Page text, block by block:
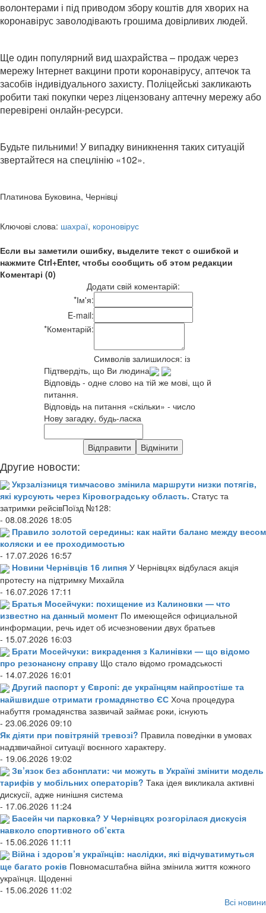
волонтерами і під приводом збору коштів для хворих на
коронавірус заволодівають грошима довірливих людей.
Ще один популярний вид шахрайства – продаж через
мережу Інтернет вакцини проти коронавірусу, аптечок та
засобів індивідуального захисту. Поліцейські закликають
робити такі покупки через ліцензовану аптечну мережу або
перевірені онлайн-ресурси.
Будьте пильними! У випадку виникнення таких ситуацій
звертайтеся на спецлінію «102».
Платинова Буковина, Чернівці
Ключові слова: шахраї, короновірус
Если вы заметили ошибку, выделите текст с ошибкой и
нажмите Ctrl+Enter, чтобы сообщить об этом редакции
Коментарі (0)
Додати свій коментарій:
*Ім'я:
E-mail:
*Коментарій:
Символів залишилося: із
Підтвердіть, що Ви людина
Відповідь - одне слово на тій же мові, що й
питання.
Відповідь на питання «скільки» - число
Нову загадку, будь-ласка
Другие новости:
Укрзалізниця тимчасово змінила маршрути низки потягів,
які курсують через Кіровоградську область. Статус та
затримки рейсівПоїзд №128:
- 08.08.2026 18:05
Правило золотой середины: как найти баланс между весом
коляски и ее проходимостью
- 17.07.2026 16:57
Новини Чернівців 16 липня У Чернівцях відбулася акція
протесту на підтримку Михайла
- 16.07.2026 17:11
Братья Мосейчуки: похищение из Калиновки — что
известно на данный момент По имеющейся официальной
информации, речь идет об исчезновении двух братьев
- 15.07.2026 16:03
Брати Мосейчуки: викрадення з Калинівки — що відомо
про резонансну справу Що стало відомо громадськості
- 14.07.2026 16:01
Другий паспорт у Європі: де українцям найпростіше та
найшвидше отримати громадянство ЄС Хоча процедура
набуття громадянства зазвичай займає роки, існують
- 23.06.2026 09:10
Як діяти при повітряній тревозі? Правила поведінки в умовах
надзвичайної ситуації воєнного характеру.
- 19.06.2026 19:02
Зв’язок без абонплати: чи можуть в Україні змінити модель
тарифів у мобільних операторів? Така ідея викликала активні
дискусії, адже нинішня система
- 17.06.2026 11:24
Басейн чи парковка? У Чернівцях розгорілася дискусія
навколо спортивного об’єкта
- 15.06.2026 11:11
Війна і здоров’я українців: наслідки, які відчуватимуться
ще багато років Повномасштабна війна змінила життя кожного
українця. Щоденні
- 15.06.2026 11:02
Всі новини